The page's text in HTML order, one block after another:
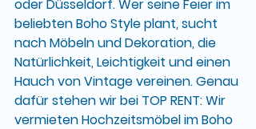
oder Düsseldorf. Wer seine Feier im
beliebten Boho Style plant, sucht
nach Möbeln und Dekoration, die
Natürlichkeit, Leichtigkeit und einen
Hauch von Vintage vereinen. Genau
dafür stehen wir bei TOP RENT: Wir
vermieten Hochzeitsmöbel im Boho